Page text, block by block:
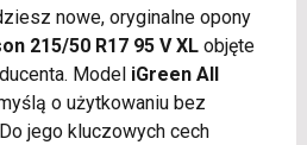
nowe, oryginalne opony
215/50 R17 95 V XLobjęte
Model iGreen All
o użytkowaniu bez
jego kluczowych cech